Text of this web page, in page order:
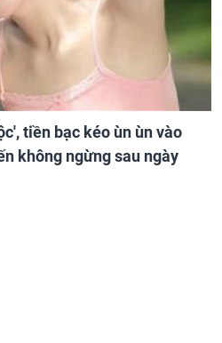
tiền bạc kéo ùn ùn vào
không ngừng sau ngày